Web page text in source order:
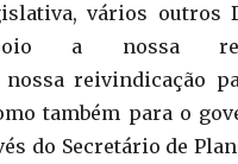
vários outros
a nossa
nossa reivindicação
também para o
do Secretário de